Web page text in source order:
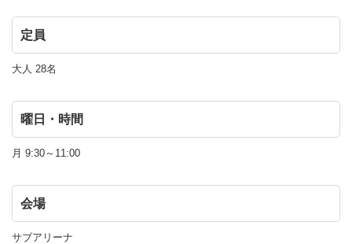
定員
大人 28名
曜日・時間
月 9:30～11:00
会場
サブアリーナ